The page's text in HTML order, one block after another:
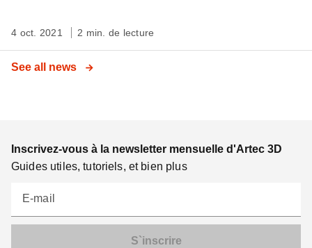
4 oct. 2021 2 min. de lecture
See all news
Inscrivez-vous à la newsletter mensuelle d'Artec 3D
Guides utiles, tutoriels, et bien plus
E-mail